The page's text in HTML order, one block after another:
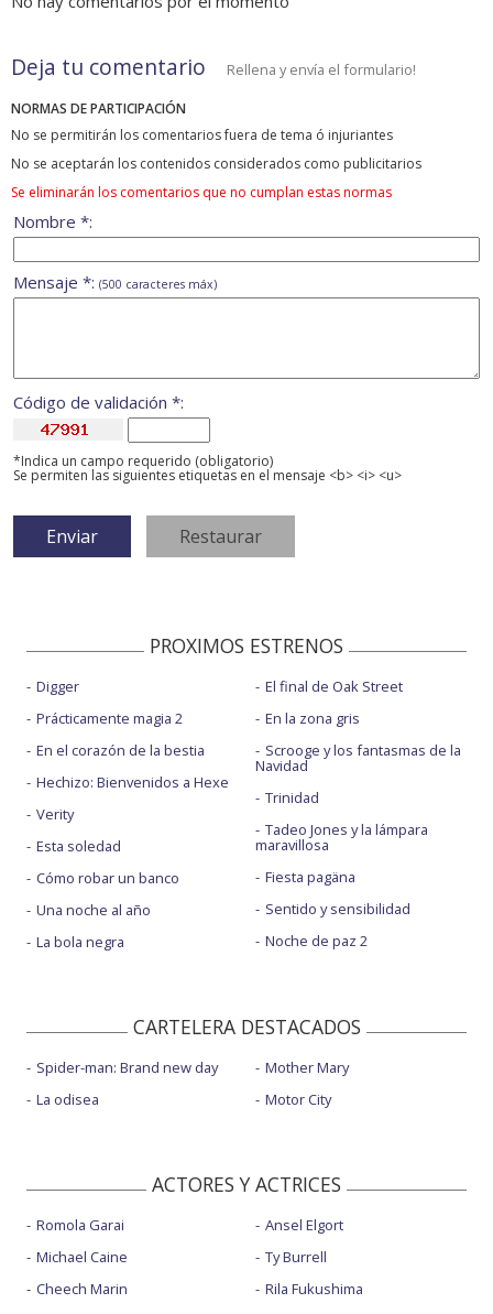
Deja tu comentario Rellena y envía el formulario!
NORMAS DE PARTICIPACIÓN
No se permitirán los comentarios fuera de tema ó injuriantes
No se aceptarán los contenidos considerados como publicitarios
Se eliminarán los comentarios que no cumplan estas normas
Nombre *:
Mensaje *: (500 caracteres máx)
Código de validación *:
*Indica un campo requerido (obligatorio)
Se permiten las siguientes etiquetas en el mensaje <b> <i> <u>
PROXIMOS ESTRENOS
Digger
Prácticamente magia 2
En el corazón de la bestia
Hechizo: Bienvenidos a Hexe
Verity
Esta soledad
Cómo robar un banco
Una noche al año
La bola negra
El final de Oak Street
En la zona gris
Scrooge y los fantasmas de la
Navidad
Trinidad
Tadeo Jones y la lámpara
maravillosa
Fiesta pagäna
Sentido y sensibilidad
Noche de paz 2
CARTELERA DESTACADOS
Spider-man: Brand new day
La odisea
Mother Mary
Motor City
ACTORES Y ACTRICES
Romola Garai
Michael Caine
Cheech Marin
Ansel Elgort
Ty Burrell
Rila Fukushima